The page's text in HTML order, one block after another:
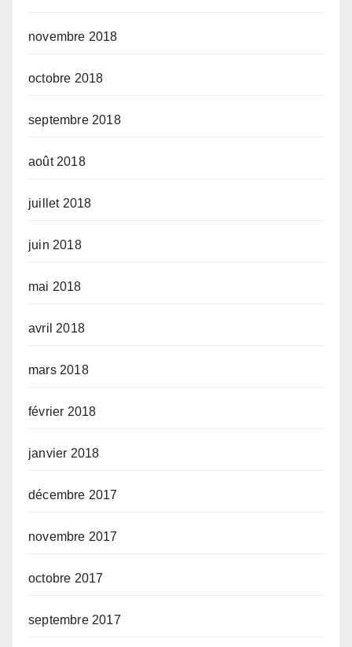
novembre 2018
octobre 2018
septembre 2018
août 2018
juillet 2018
juin 2018
mai 2018
avril 2018
mars 2018
février 2018
janvier 2018
décembre 2017
novembre 2017
octobre 2017
septembre 2017